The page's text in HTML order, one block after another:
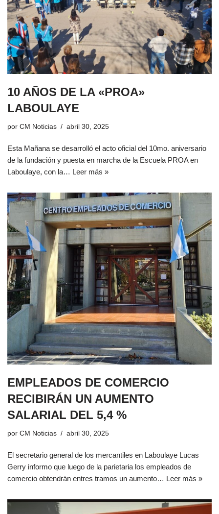
10 AÑOS DE LA «PROA»
LABOULAYE
por CM Noticias abril 30, 2025
Esta Mañana se desarrolló el acto oficial del 10mo. aniversario
de la fundación y puesta en marcha de la Escuela PROA en
Laboulaye, con la… Leer más »
EMPLEADOS DE COMERCIO
RECIBIRÁN UN AUMENTO
SALARIAL DEL 5,4 %
por CM Noticias abril 30, 2025
El secretario general de los mercantiles en Laboulaye Lucas
Gerry informo que luego de la parietaria los empleados de
comercio obtendrán entres tramos un aumento… Leer más »